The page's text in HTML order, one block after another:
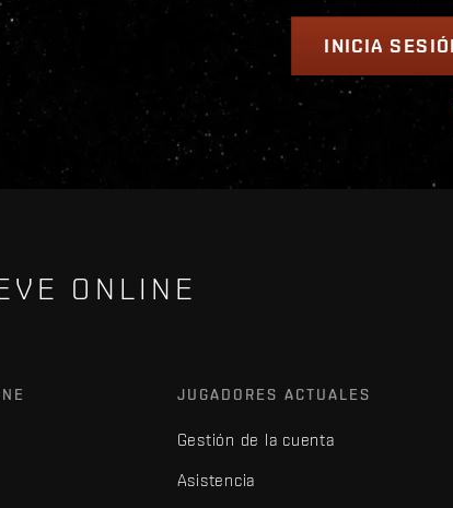
INICIA
ONLINE
JUGADORES ACTUALES
Gestión de la cuenta
Asistencia